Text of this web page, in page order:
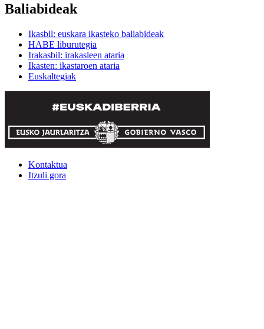
Baliabideak
Ikasbil: euskara ikasteko baliabideak
HABE liburutegia
Irakasbil: irakasleen ataria
Ikasten: ikastaroen ataria
Euskaltegiak
Kontaktua
Itzuli gora